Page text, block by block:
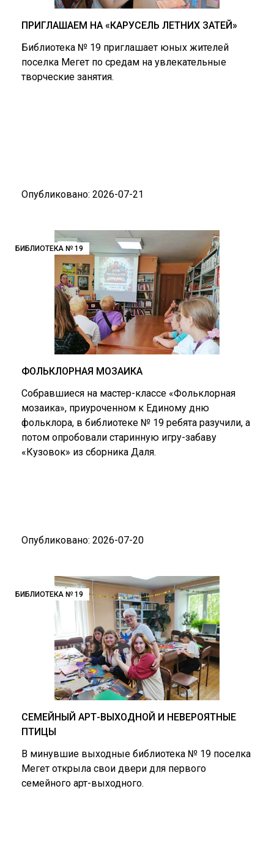
ПРИГЛАШАЕМ НА «КАРУСЕЛЬ ЛЕТНИХ ЗАТЕЙ»
Библиотека № 19 приглашает юных жителей
поселка Мегет по средам на увлекательные
творческие занятия.
Опубликовано: 2026-07-21
БИБЛИОТЕКА № 19
ФОЛЬКЛОРНАЯ МОЗАИКА
Собравшиеся на мастер-классе «Фольклорная
мозаика», приуроченном к Единому дню
фольклора, в библиотеке № 19 ребята разучили, а
потом опробовали старинную игру-забаву
«Кузовок» из сборника Даля.
Опубликовано: 2026-07-20
БИБЛИОТЕКА № 19
СЕМЕЙНЫЙ АРТ-ВЫХОДНОЙ И НЕВЕРОЯТНЫЕ
ПТИЦЫ
В минувшие выходные библиотека № 19 поселка
Мегет открыла свои двери для первого
семейного арт-выходного.